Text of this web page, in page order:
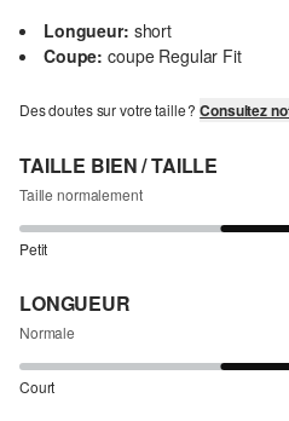
Longueur: short
Coupe: coupe Regular Fit
Des doutes sur votre taille ?Consultez
TAILLE BIEN / TAILLE
Taille normalement
Petit
LONGUEUR
Normale
Court